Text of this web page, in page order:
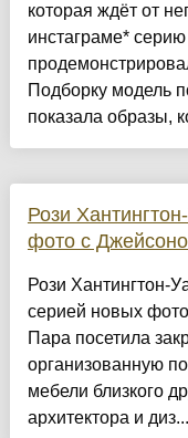
которая ждёт от
инстаграме*
Подборку модель
показала образы,
Рози
фото с
Рози Хантингтон-
серией новых
Пара посетила
организованную
мебели близкого
архитектора и диз...